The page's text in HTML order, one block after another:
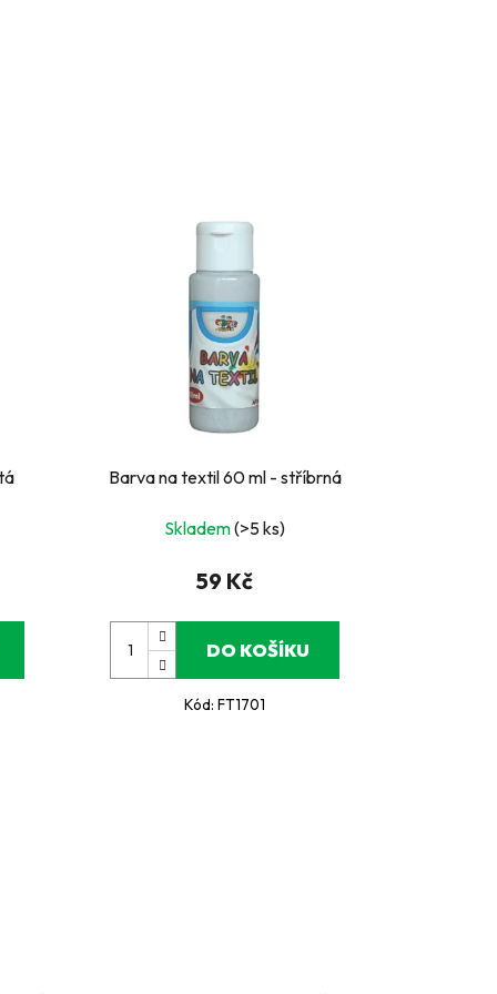
Barva na textil 60 ml - stříbrná
Skladem(>5 ks)
59 Kč
DO KOŠÍKU
Kód:FT1701